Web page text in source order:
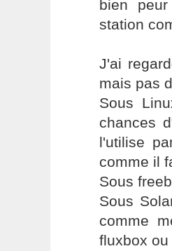
bien
station
J'ai
mais pas
Sous
chances
l'utilise
comme il
Sous
Sous
comme
fluxbox